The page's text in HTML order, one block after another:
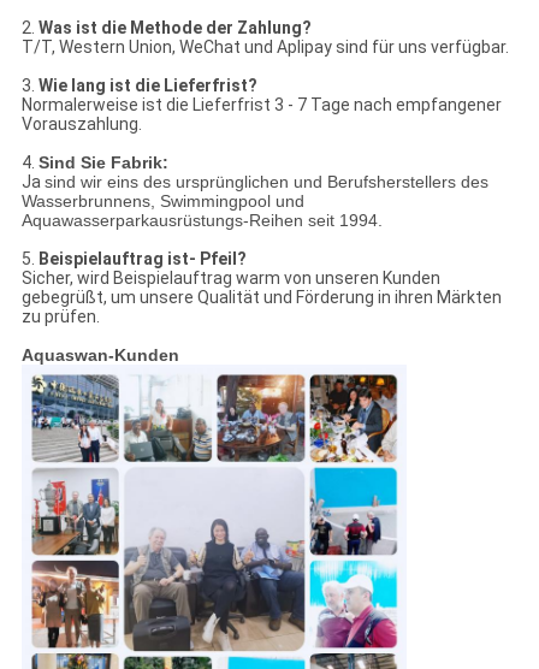
2. Was ist die Methode der Zahlung?
T/T, Western Union, WeChat und Aplipay sind für uns verfügbar.
3. Wie lang ist die Lieferfrist?
Normalerweise ist die Lieferfrist 3 - 7 Tage nach empfangener
Vorauszahlung.
4. Sind Sie Fabrik:
Ja sind wir eins des ursprünglichen und Berufsherstellers des
Wasserbrunnens, Swimmingpool und
Aquawasserparkausrüstungs-Reihen seit 1994.
5.
Beispielauftrag ist- Pfeil?
Sicher, wird Beispielauftrag warm von unseren Kunden
gebegrüßt, um unsere Qualität und Förderung in ihren Märkten
zu prüfen.
Aquaswan-Kunden